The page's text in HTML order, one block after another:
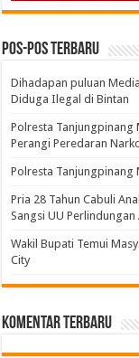
Pos-pos Terbaru
Dihadapan puluan
Diduga Ilegal di Bintan
Polresta Tanjungpinang
Perangi Peredaran
Polresta Tanjungpinang
Pria 28 Tahun Cabuli
Sangsi UU Perlindungan
Wakil Bupati Temui
City
Komentar Terbaru